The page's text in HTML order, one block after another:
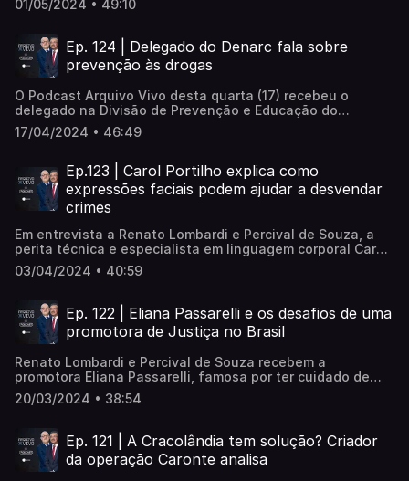
de Homicídios e Proteção à Pessoa (DHPP) de São Paulo e
Investigações Criminais). Em entrevista a Renato Lombardi
e Percival de Souza, ele falou sobre o trabalho de
combate ao crime organizado.
01/05/2024 • 49:10
Ep. 124 | Delegado do Denarc fala sobre
prevenção às drogas
O Podcast Arquivo Vivo desta quarta (17) recebeu o
delegado na Divisão de Prevenção e Educação do
Departamento de Narcóticos da Policia Civil de São Paulo
(Denarc), mestre em direito penal e professor de direito
a Renato Lombardi e Percival de Souza, ele comentou
sobre o trabalho que realizou para combater o uso de
drogas. Veja!
17/04/2024 • 46:49
Ep.123 | Carol Portilho explica como
expressões faciais podem ajudar a desvendar
crimes
Em entrevista a Renato Lombardi e Percival de Souza, a
perita técnica e especialista em linguagem corporal Carol
Portilho explica como as expressões faciais podem ajudar
a desvendar crimes. Ela citou o caso da morte do menino
e do pai foram fundamentais para o desfecho do caso.
03/04/2024 • 40:59
Ep. 122 | Eliana Passarelli e os desafios de uma
promotora de Justiça no Brasil
Renato Lombardi e Percival de Souza recebem a
promotora Eliana Passarelli, famosa por ter cuidado de
casos de grande repercussão. Durante a entrevista, a
promotora explica sobre a função de um promotor de
regime semiaberto e aberto e audiência de custódia. Veja!
20/03/2024 • 38:54
Ep. 121 | A Cracolândia tem solução? Criador
da operação Caronte analisa